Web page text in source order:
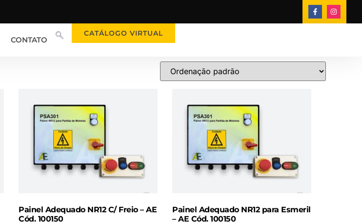
CONTATO
CATÁLOGO VIRTUAL
Painel Adequado NR12 C/ Freio – AE
Cód. 100150
Painel Adequado NR12 para Esmeril
– AE Cód. 100150